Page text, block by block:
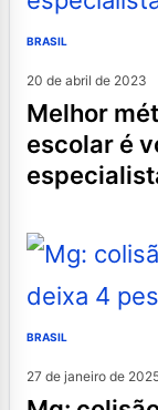
BRASIL
20 de abril de 2023
melhor método contra violência
escolar é
BRASIL
27 de janeiro de